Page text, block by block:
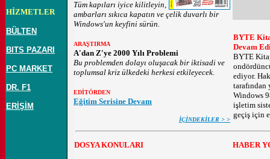
Tüm kapıları iyice kilitleyin,
ambarları sıkıca kapatın ve çelik duvarlı bir
Windows'un keyfini sürün.
ARAŞTIRMA
A'dan Z'ye 2000 Yılı Problemi
Bu problemden dolayı oluşacak bir iktisadi ve
toplumsal kriz ülkedeki herkesi etkileyecek.
EDİTÖRDEN
Eğitim Serisine Devam
İÇİNDEKİLER > >
BYTE
Devam
BYTE
ediyor.
tarafından
Windows
işletim
geçiş için
HİZMETLER
BÜLTEN
BITS PAZARI
PC MARKET
DR. F1
ERİŞİM
DOSYA KONULARI HABER